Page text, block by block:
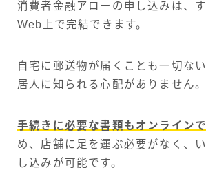
消費者金融アローの申し込みは、
Web上で完結できます。
自宅に郵送物が届くことも一切な
居人に知られる心配がありません。
手続きに必要な書類もオンライン
め、店舗に足を運ぶ必要がなく、
し込みが可能です。